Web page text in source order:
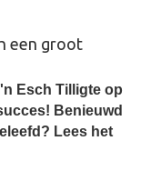
een groot
Esch Tilligte op
Benieuwd
Lees het